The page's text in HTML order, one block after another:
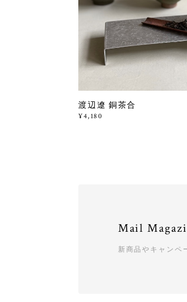
渡辺遼 銅茶合
¥4,180
Mail
新商品やキャンペ